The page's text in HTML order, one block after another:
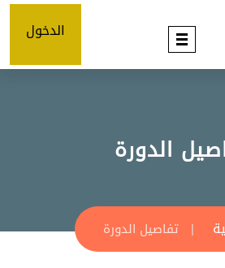
الدخول
الدورة
تفاصيل الدورة